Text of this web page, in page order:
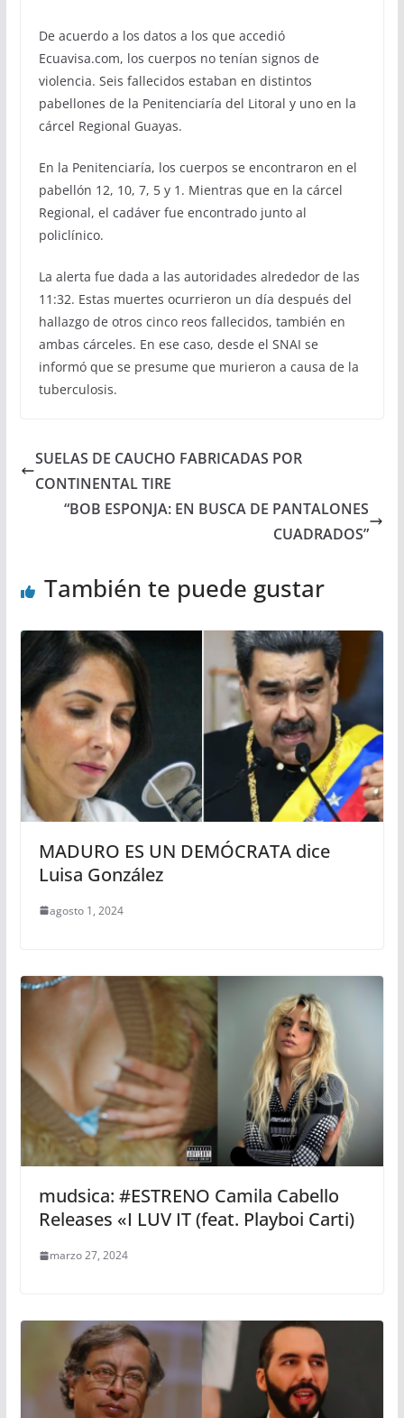
De acuerdo a los datos a los que accedió
Ecuavisa.com, los cuerpos no tenían signos de
violencia. Seis fallecidos estaban en distintos
pabellones de la Penitenciaría del Litoral y uno en la
cárcel Regional Guayas.
En la Penitenciaría, los cuerpos se encontraron en el
pabellón 12, 10, 7, 5 y 1. Mientras que en la cárcel
Regional, el cadáver fue encontrado junto al
policlínico.
La alerta fue dada a las autoridades alrededor de las
11:32. Estas muertes ocurrieron un día después del
hallazgo de otros cinco reos fallecidos, también en
ambas cárceles. En ese caso, desde el SNAI se
informó que se presume que murieron a causa de la
tuberculosis.
SUELAS DE CAUCHO FABRICADAS POR
CONTINENTAL TIRE
“BOB ESPONJA: EN BUSCA DE PANTALONES
CUADRADOS”
También te puede gustar
MADURO ES UN DEMÓCRATA dice
Luisa González
agosto 1, 2024
mudsica: #ESTRENO Camila Cabello
Releases «I LUV IT (feat. Playboi Carti)
marzo 27, 2024